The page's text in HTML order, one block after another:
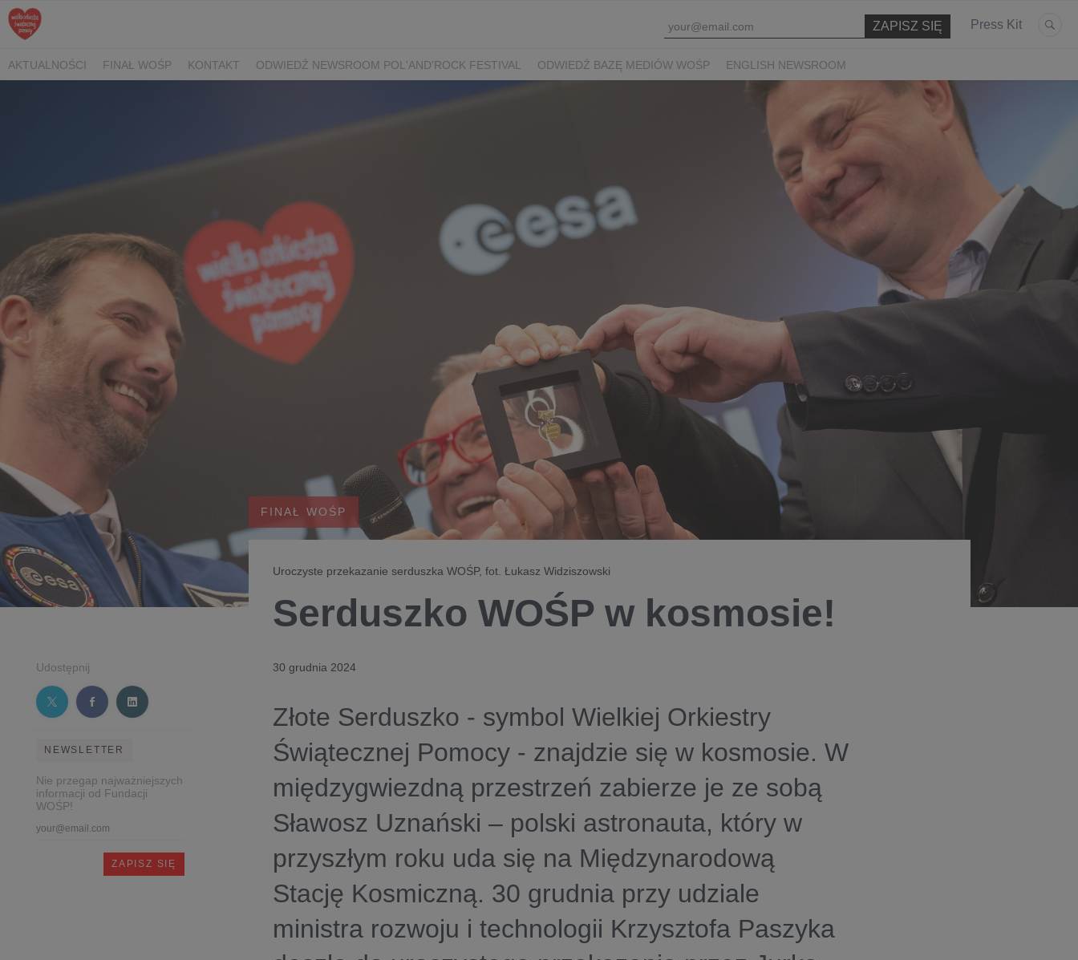
Press Kit
AKTUALNOŚCI FINAŁ WOŚP KONTAKT ODWIEDŹ NEWSROOM POL'AND'ROCK FESTIVAL ODWIEDŹ BAZĘ MEDIÓW WOŚP ENGLISH NEWSROOM
Udostępnij
NEWSLETTER
Nie przegap najważniejszych
informacji od Fundacji
WOŚP!
FINAŁ WOŚP
Uroczyste przekazanie serduszka WOŚP, fot. Łukasz Widziszowski
Serduszko WOŚP w kosmosie!
30 grudnia 2024
Złote Serduszko - symbol Wielkiej Orkiestry
Świątecznej Pomocy - znajdzie się w kosmosie. W
międzygwiezdną przestrzeń zabierze je ze sobą
Sławosz Uznański – polski astronauta, który w
przyszłym roku uda się na Międzynarodową
Stację Kosmiczną. 30 grudnia przy udziale
ministra rozwoju i technologii Krzysztofa Paszyka